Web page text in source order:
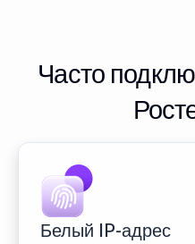
Часто
Белый IP-адрес